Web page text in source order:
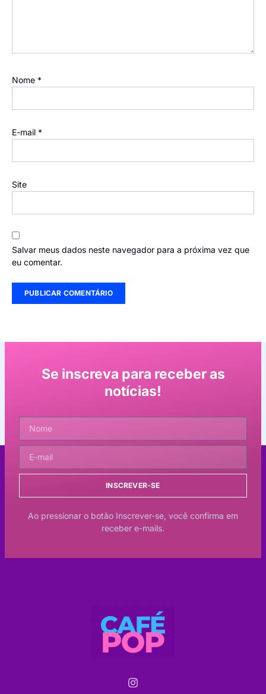
Nome *
E-mail *
Site
Salvar meus dados neste navegador para a próxima vez que
eu comentar.
Se inscreva para receber as
notícias!
INSCREVER-SE
Ao pressionar o botão Inscrever-se, você confirma em
receber e-mails.